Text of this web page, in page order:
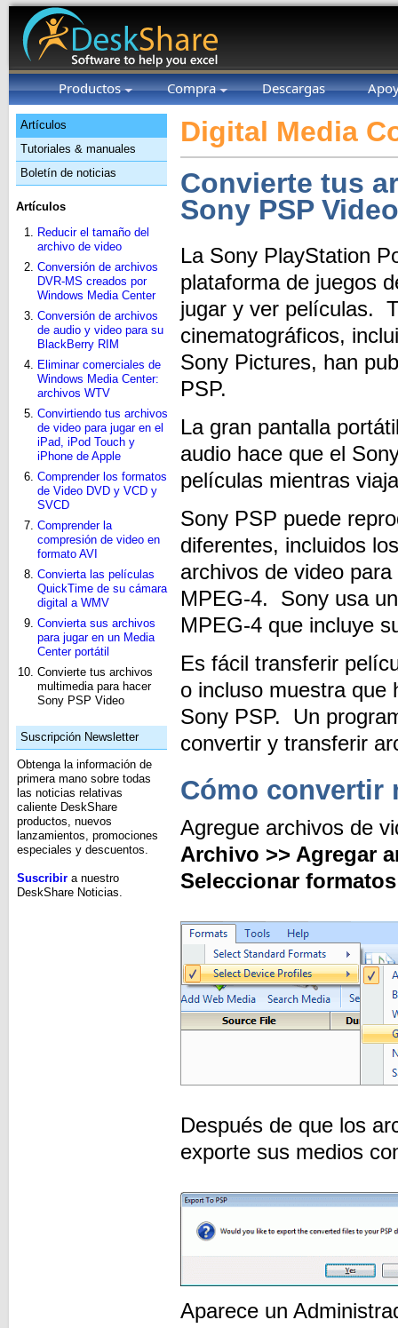
Productos Compra Descargas
Artículos
Tutoriales & manuales
Boletín de noticias
Artículos
Reducir el tamaño del
archivo de video
Conversión de archivos
DVR-MS creados por
Windows Media Center
Conversión de archivos
de audio y video para su
BlackBerry RIM
Eliminar comerciales de
Windows Media Center:
archivos WTV
Convirtiendo tus archivos
de video para jugar en el
iPad, iPod Touch y
iPhone de Apple
Comprender los formatos
de Video DVD y VCD y
SVCD
Comprender la
compresión de video en
formato AVI
Convierta las películas
QuickTime de su cámara
digital a WMV
Convierta sus archivos
para jugar en un Media
Center portátil
Convierte tus archivos
multimedia para hacer
Sony PSP Video
Suscripción Newsletter
Obtenga la información de
primera mano sobre todas
las noticias relativas
caliente DeskShare
productos, nuevos
lanzamientos, promociones
especiales y descuentos.
Suscribir a nuestro
DeskShare Noticias.
Digital Media
Convierte tus
Sony PSP Video
La Sony PlayStation
plataforma de juegos
jugar y ver películas.
cinematográficos,
Sony Pictures, han
PSP.
La gran pantalla
audio hace que el
películas mientras
Sony PSP puede
diferentes, incluidos
archivos de video
MPEG-4. Sony usa
MPEG-4 que incluye
Es fácil transferir
o incluso muestra que
Sony PSP. Un
convertir y transferir
Cómo convertir
Agregue archivos de
Archivo >> Agregar
Seleccionar
Después de que los
exporte sus medios
Aparece un